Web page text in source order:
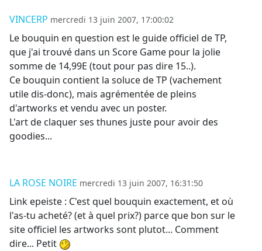
VINCERP mercredi 13 juin 2007, 17:00:02
Le bouquin en question est le guide officiel de TP,
que j'ai trouvé dans un Score Game pour la jolie
somme de 14,99E (tout pour pas dire 15..).
Ce bouquin contient la soluce de TP (vachement
utile dis-donc), mais agrémentée de pleins
d'artworks et vendu avec un poster.
L'art de claquer ses thunes juste pour avoir des
goodies...
LA ROSE NOIRE mercredi 13 juin 2007, 16:31:50
Link epeiste : C'est quel bouquin exactement, et où
l'as-tu acheté? (et à quel prix?) parce que bon sur le
site officiel les artworks sont plutot... Comment
dire... Petit